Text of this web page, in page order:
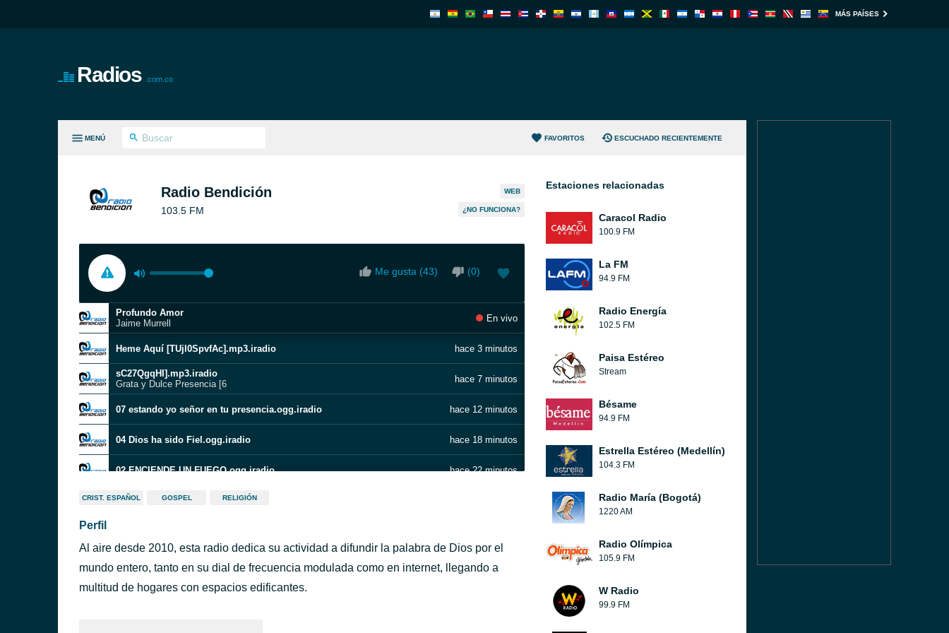
MÁS PAÍSES
Radios .com.co
MENÚ FAVORITOS ESCUCHADO RECIENTEMENTE
Radio Bendición
103.5 FM
WEB
¿NO FUNCIONA?
Me gusta (43) (0)
Profundo Amor
Jaime Murrell
En vivo
Heme Aquí [TUjl0SpvfAc].mp3.iradio hace 3 minutos
sC27QgqHI].mp3.iradio
Grata y Dulce Presencia [6
hace 7 minutos
07 estando yo señor en tu presencia.ogg.iradio hace 12 minutos
04 Dios ha sido Fiel.ogg.iradio hace 18 minutos
02 ENCIENDE UN FUEGO.ogg.iradio hace 22 minutos
Cristo Reina
DECLARAMOS TU MAJESTAD
CUMPLIDORES DE PROMESAS
hace 37 minutos
Encontré ( Luis concepción) 2020 [L_mGicOjWIg].mp3.iradio
CRIST. ESPAÑOL GOSPEL RELIGIÓN
Perfil
Al aire desde 2010, esta radio dedica su actividad a difundir la palabra de Dios por el
mundo entero, tanto en su dial de frecuencia modulada como en internet, llegando a
multitud de hogares con espacios edificantes.
Estaciones relacionadas
Caracol Radio
100.9 FM
La FM
94.9 FM
Radio Energía
102.5 FM
Paisa Estéreo
Stream
Bésame
94.9 FM
Estrella Estéreo (Medellín)
104.3 FM
Radio María (Bogotá)
1220 AM
Radio Olímpica
105.9 FM
W Radio
99.9 FM